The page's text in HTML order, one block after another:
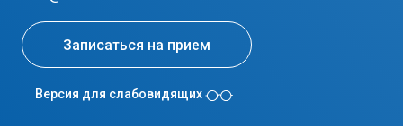
Записаться на прием
Версия для слабовидящих